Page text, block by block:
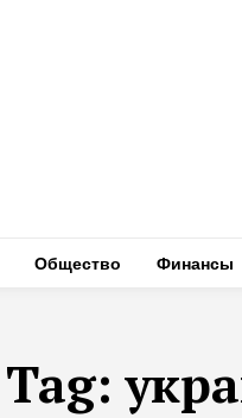
Общество Финансы
Tag: